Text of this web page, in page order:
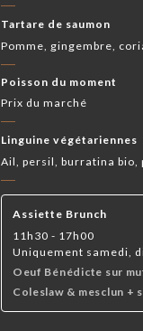
Tartare de saumon
Pomme, gingembre,
Poisson du moment
Prix du marché
Linguine végétariennes
Ail, persil, burratina bio,
Assiette Brunch
11h30 - 17h00
Uniquement samedi,
Oeuf Bénédicte sur
Coleslaw & mesclun +